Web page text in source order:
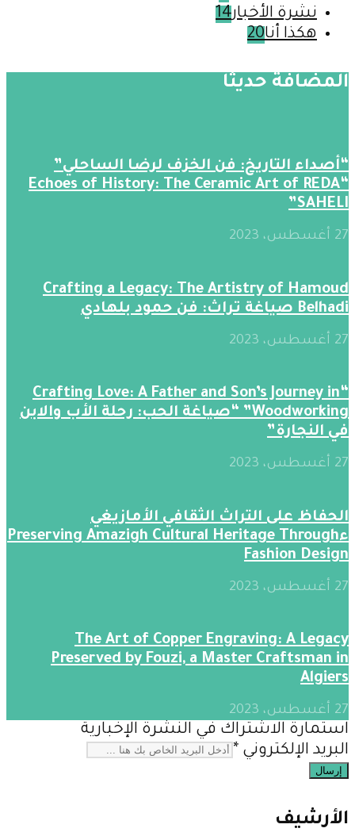
نشرة الأخبار14
هكذا أنا20
المضافة حديثََا
“أصداء التاريخ: فن الخزف لرضا الساحلي”
“Echoes of History: The Ceramic Art of REDA
SAHELI”
27 أغسطس، 2023
Crafting a Legacy: The Artistry of Hamoud
Belhadi صياغة تراث: فن حمود بلهادي
27 أغسطس، 2023
“Crafting Love: A Father and Son’s Journey in
Woodworking” “صياغة الحب: رحلة الأب والابن
في النجارة”
27 أغسطس، 2023
الحفاظ على التراث الثقافي الأمازيغي
ءPreserving Amazigh Cultural Heritage Through
Fashion Design
27 أغسطس، 2023
The Art of Copper Engraving: A Legacy
Preserved by Fouzi, a Master Craftsman in
Algiers
27 أغسطس، 2023
استمارة الاشتراك في النشرة الإخبارية
البريد الإلكتروني *
إرسال
الأرشيف